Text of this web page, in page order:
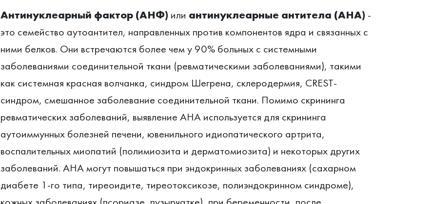
Антинуклеарный фактор (АНФ) или антинуклеарные антитела (АНА) -
это семейство аутоантител, направленных против компонентов ядра и связанных с
ними белков. Они встречаются более чем у 90% больных с системными
заболеваниями соединительной ткани (ревматическими заболеваниями), такими
как системная красная волчанка, синдром Шегрена, склеродермия, CREST-
синдром, смешанное заболевание соединительной ткани. Помимо скрининга
ревматических заболеваний, выявление АНА используется для скрининга
аутоиммунных болезней печени, ювенильного идиопатического артрита,
воспалительных миопатий (полимиозита и дерматомиозита) и некоторых других
заболеваний. АНА могут повышаться при эндокринных заболеваниях (сахарном
диабете 1-го типа, тиреоидите, тиреотоксикозе, полиэндокринном синдроме),